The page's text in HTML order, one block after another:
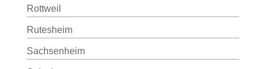
Rottweil
Rutesheim
Sachsenheim